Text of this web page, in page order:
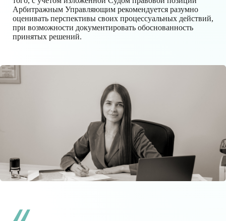
Арбитражным Управляющим рекомендуется разумно
оценивать перспективы своих процессуальных действий,
при возможности документировать обоснованность
принятых решений.